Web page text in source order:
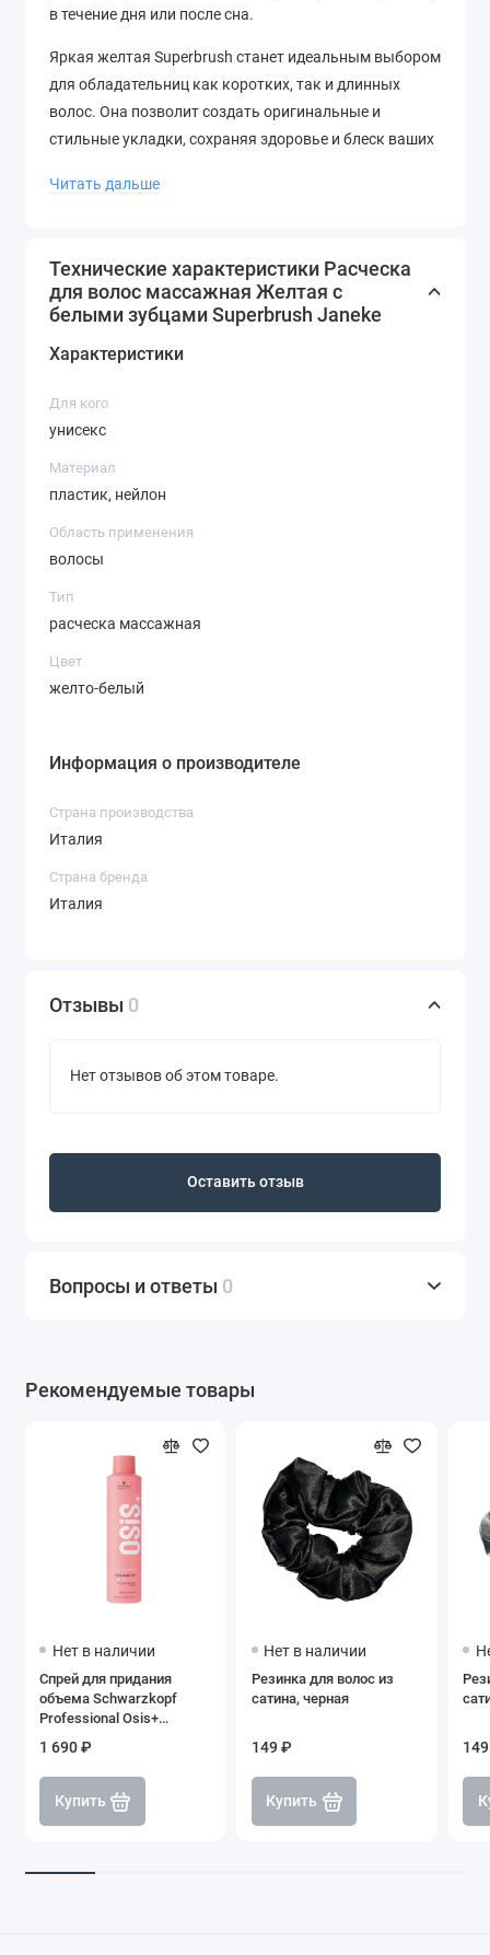
в течение дня или после сна.
Яркая желтая Superbrush станет идеальным выбором
для обладательниц как коротких, так и длинных
волос. Она позволит создать оригинальные и
стильные укладки, сохраняя здоровье и блеск ваших
настроение и дополнит ваш образ яркими красками!
замечательным аксессуаром от Janeke! Сделайте
свой образ еще ярче и привлекательнее с помощью
желтой Superbrush!
Читать дальше
Технические характеристики Расческа
для волос массажная Желтая с
белыми зубцами Superbrush Janeke
Характеристики
Для кого
унисекс
Материал
пластик, нейлон
Область применения
волосы
Тип
расческа массажная
Цвет
желто-белый
Информация о производителе
Страна производства
Италия
Страна бренда
Италия
Отзывы 0
Нет отзывов об этом товаре.
Оставить отзыв
Вопросы и ответы 0
Рекомендуемые товары
Нет в наличии
Спрей для придания
объема Schwarzkopf
Professional Osis+
Volume, 250 мл
1 690 ₽
Купить
Нет в наличии
Резинка для волос из
сатина, черная
149 ₽
Купить